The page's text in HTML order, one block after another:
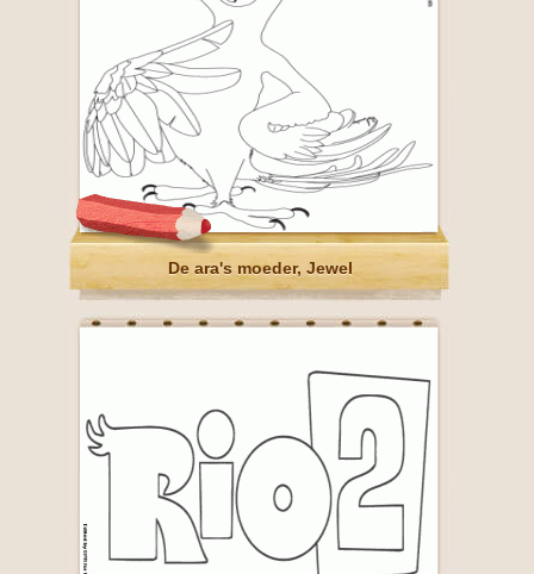
De ara's moeder, Jewel